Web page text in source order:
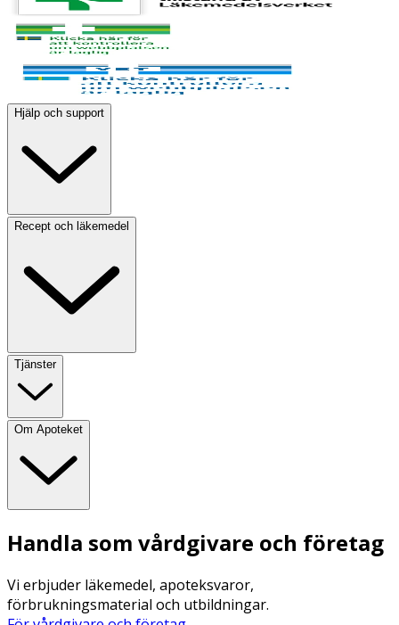
Hjälp och support
Recept och läkemedel
Tjänster
Om Apoteket
Handla som vårdgivare och företag
Vi erbjuder läkemedel, apoteksvaror,
förbrukningsmaterial och utbildningar.